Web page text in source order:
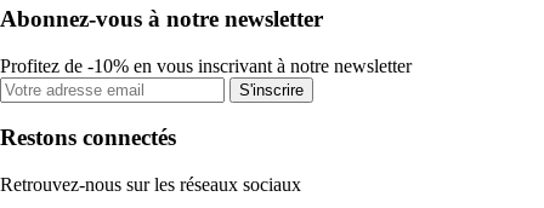
Abonnez-vous à notre newsletter
Profitez de -10% en vous inscrivant à notre newsletter
S'inscrire
Restons connectés
Retrouvez-nous sur les réseaux sociaux